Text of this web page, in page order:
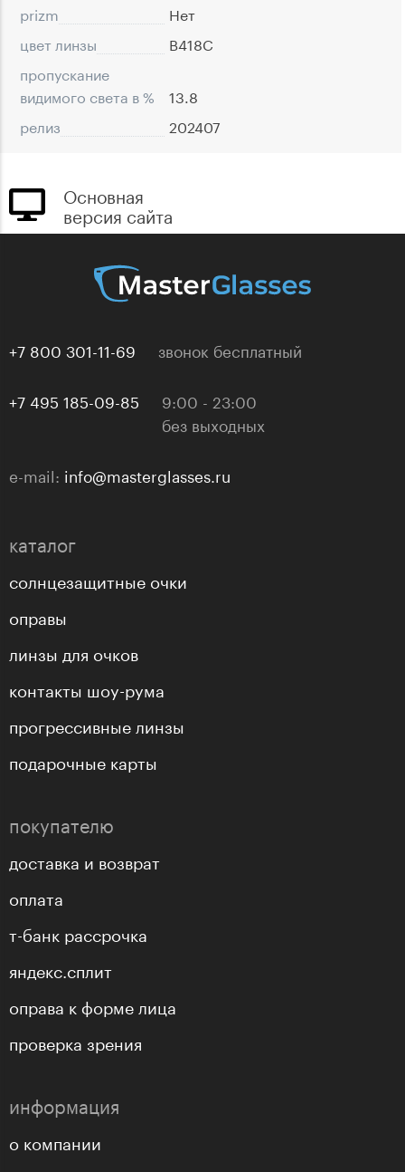
prizm
Нет
цвет линзы
B418C
пропускание
видимого света в %
13.8
релиз
202407
Основная
версия сайта
+7 800 301-11-69 звонок бесплатный
+7 495 185-09-85
9:00 - 23:00
без выходных
e-mail: info@masterglasses.ru
каталог
солнцезащитные очки
оправы
линзы для очков
контакты шоу-рума
прогрессивные линзы
подарочные карты
покупателю
доставка и возврат
оплата
т-банк рассрочка
яндекс.сплит
оправа к форме лица
проверка зрения
информация
о компании